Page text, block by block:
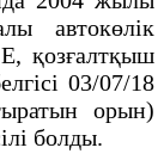
автокөлік
қозғалтқыш
03/07/18
орын)
болды.